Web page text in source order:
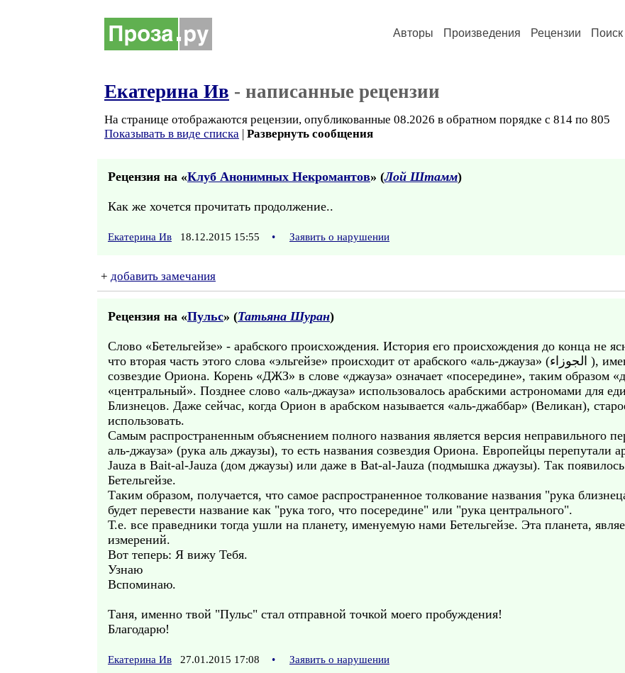
Авторы Произведения Рецензии Поиск
Екатерина Ив - написанные рецензии
На странице отображаются рецензии, опубликованные 08.2026 в обратном порядке с 814 по 805
Показывать в виде списка | Развернуть сообщения
Рецензия на «Клуб Анонимных Некромантов» (Лой Штамм)
Как же хочется прочитать продолжение..
Екатерина Ив 18.12.2015 15:55 • Заявить о нарушении
+ добавить замечания
Рецензия на «Пульс» (Татьяна Шуран)
Слово «Бетельгейзе» - арабского происхождения. История его происхождения до конца не
что вторая часть этого слова «эльгейзе» происходит от арабского «аль-джауза» (الجوزاء ), именно так называли в древности всё
созвездие Ориона. Корень «ДЖЗ» в слове «джауза» означает «посередине», таким образом
«центральный». Позднее слово «аль-джауза» использовалось арабскими астрономами для
Близнецов. Даже сейчас, когда Орион в арабском называется «аль-джаббар» (Великан),
использовать.
Самым распространенным объяснением полного названия является версия неправильного
аль-джауза» (рука аль джаузы), то есть названия созвездия Ориона. Европейцы перепутали
Jauza в Bait-al-Jauza (дом джаузы) или даже в Bat-al-Jauza (подмышка джаузы). Так
Бетельгейзе.
Таким образом, получается, что самое распространенное толкование названия "рука
будет перевести название как "рука того, что посередине" или "рука центрального".
Т.е. все праведники тогда ушли на планету, именуемую нами Бетельгейзе. Эта планета,
измерений.
Вот теперь: Я вижу Тебя.
Узнаю
Вспоминаю.
Таня, именно твой "Пульс" стал отправной точкой моего пробуждения!
Благодарю!
Екатерина Ив 27.01.2015 17:08 • Заявить о нарушении